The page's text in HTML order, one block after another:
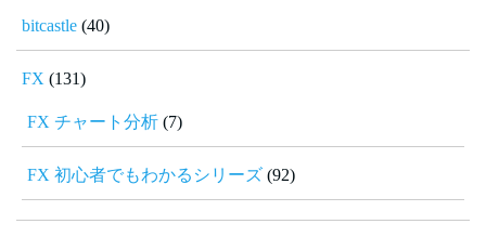
bitcastle (40)
FX (131)
FX チャート分析 (7)
FX 初心者でもわかるシリーズ (92)